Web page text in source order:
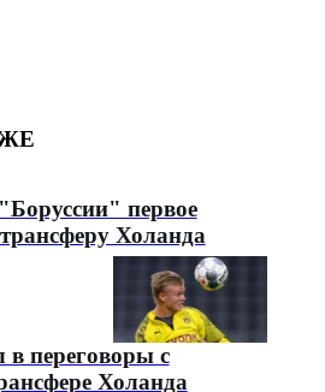
первое
Холанда
переговоры с
Холанда